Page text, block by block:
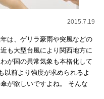
2015.7.19
は、ゲリラ豪雨や突風などの
も大型台風により関西地方に
が国の異常気象も本格化して
前より強度が求められるよ
が欲しいですよね。 そんな